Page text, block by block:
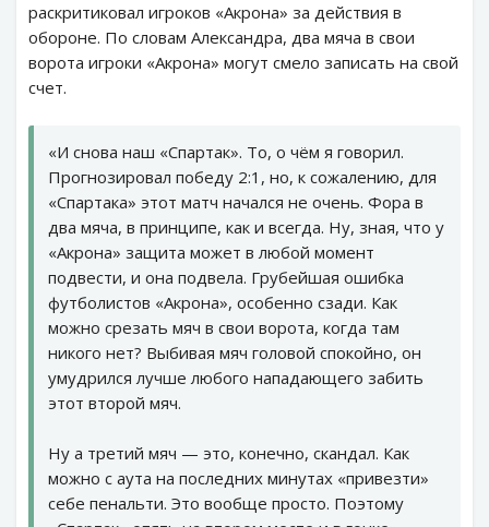
раскритиковал игроков «Акрона» за действия в
обороне. По словам Александра, два мяча в свои
ворота игроки «Акрона» могут смело записать на свой
счет.
«И снова наш «Спартак». То, о чём я говорил.
Прогнозировал победу 2:1, но, к сожалению, для
«Спартака» этот матч начался не очень. Фора в
два мяча, в принципе, как и всегда. Ну, зная, что у
«Акрона» защита может в любой момент
подвести, и она подвела. Грубейшая ошибка
футболистов «Акрона», особенно сзади. Как
можно срезать мяч в свои ворота, когда там
никого нет? Выбивая мяч головой спокойно, он
умудрился лучше любого нападающего забить
этот второй мяч.
Ну а третий мяч — это, конечно, скандал. Как
можно с аута на последних минутах «привезти»
себе пенальти. Это вообще просто. Поэтому